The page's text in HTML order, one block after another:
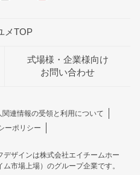
メTOP
式場様・企業様向け
お問い合わせ
関連情報の受領と利用について
ーポリシー
デザインは株式会社エイチームホー
市場上場）のグループ企業です。